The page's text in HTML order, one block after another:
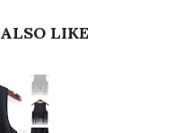
LIKE